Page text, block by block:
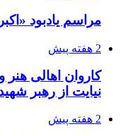
مراسم یادبود
2 هفته پیش
کاروان اهالی هنر
نیایت از رهبر
2 هفته پیش